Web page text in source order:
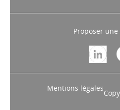
Proposer
Mentions légales